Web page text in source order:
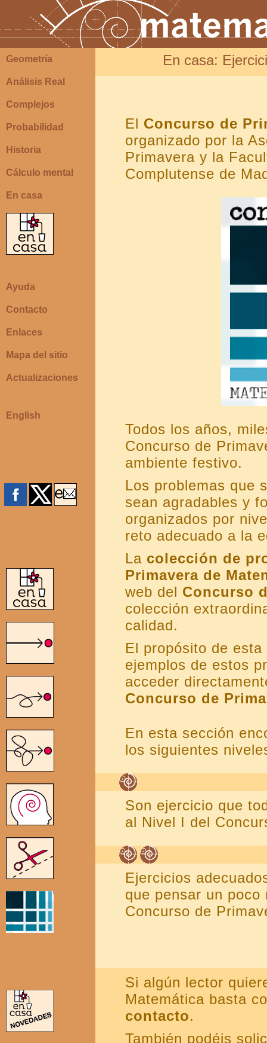
Geometría
Análisis Real
Complejos
Probabilidad
Historia
Cálculo mental
En casa
Ayuda
Contacto
Enlaces
Mapa del sitio
Actualizaciones
English
En casa:
El Concurso de
organizado por la
Primavera y la
Complutense de
Todos los años,
Concurso de
ambiente festivo.
Los problemas que
sean agradables y
organizados por
reto adecuado a la
La colección de
Primavera de
web del Concurso
colección
calidad.
El propósito de
ejemplos de estos
acceder
Concurso de
En esta sección
los siguientes
Son ejercicio que
al Nivel I del
Ejercicios
que pensar un
Concurso de
Si algún lector
Matemática basta
contacto.
También podéis